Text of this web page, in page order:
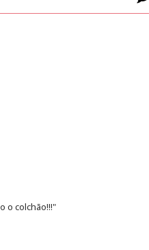
o colchão!!!"